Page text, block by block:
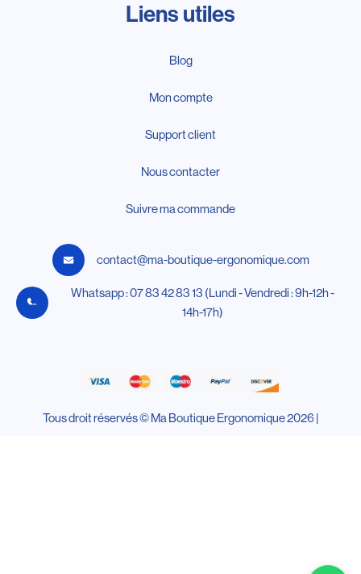
Liens utiles
Blog
Mon compte
Support client
Nous contacter
Suivre ma commande
contact@ma-boutique-ergonomique.com
Whatsapp : 07 83 42 83 13 (Lundi - Vendredi : 9h-12h -
14h-17h)
Tous droit réservés © Ma Boutique Ergonomique 2026 |